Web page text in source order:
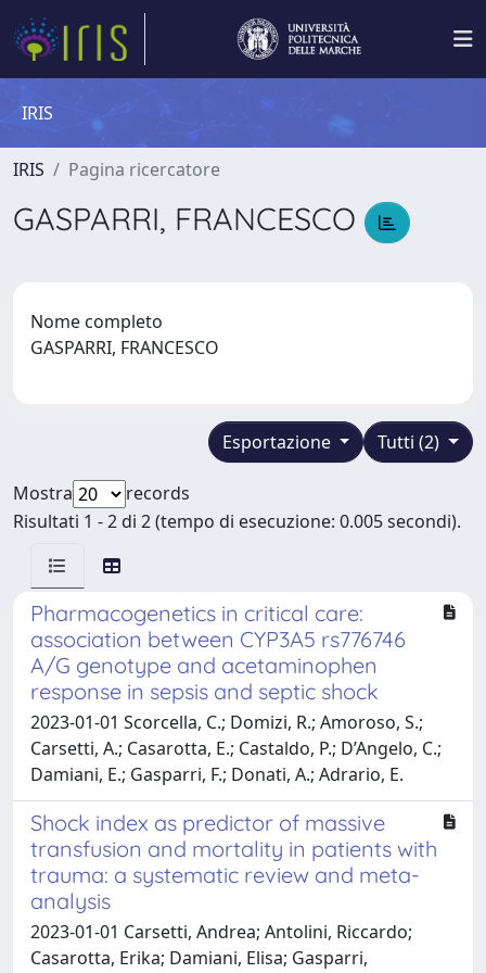
IRIS
IRIS Pagina ricercatore
GASPARRI, FRANCESCO
Nome completo
GASPARRI, FRANCESCO
Tutti (2)
Esportazione
Mostra
records
Risultati 1 - 2 di 2 (tempo di esecuzione: 0.005 secondi).
Pharmacogenetics in critical care:
association between CYP3A5 rs776746
A/G genotype and acetaminophen
response in sepsis and septic shock
2023-01-01 Scorcella, C.; Domizi, R.; Amoroso, S.;
Carsetti, A.; Casarotta, E.; Castaldo, P.; D’Angelo, C.;
Damiani, E.; Gasparri, F.; Donati, A.; Adrario, E.
Shock index as predictor of massive
transfusion and mortality in patients with
trauma: a systematic review and meta-
analysis
2023-01-01 Carsetti, Andrea; Antolini, Riccardo;
Casarotta, Erika; Damiani, Elisa; Gasparri,